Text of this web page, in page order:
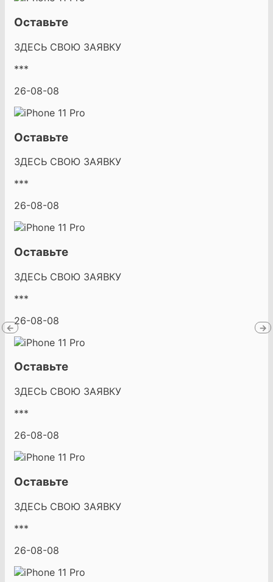
Оставьте
ЗДЕСЬ СВОЮ ЗАЯВКУ
***
26-08-08
Оставьте
ЗДЕСЬ СВОЮ ЗАЯВКУ
***
26-08-08
Оставьте
ЗДЕСЬ СВОЮ ЗАЯВКУ
***
26-08-08
Оставьте
ЗДЕСЬ СВОЮ ЗАЯВКУ
***
26-08-08
Оставьте
ЗДЕСЬ СВОЮ ЗАЯВКУ
***
26-08-08
← →